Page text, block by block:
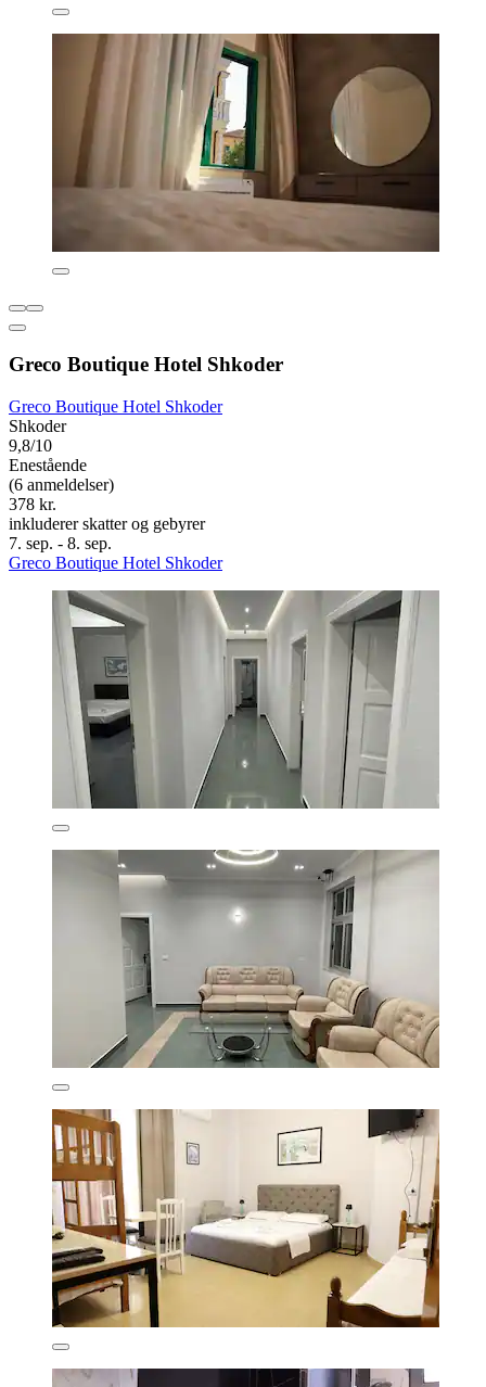
Greco Boutique Hotel Shkoder
Greco Boutique Hotel Shkoder
Shkoder
9,8/10
Enestående
(6 anmeldelser)
378 kr.
inkluderer skatter og gebyrer
7. sep. - 8. sep.
Greco Boutique Hotel Shkoder